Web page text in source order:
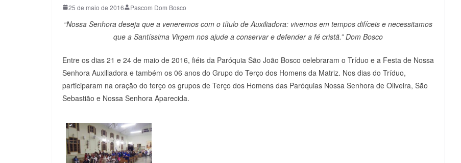
25 de maio de 2016 Pascom Dom Bosco
“Nossa Senhora deseja que a veneremos com o título de Auxiliadora: vivemos em tempos difíceis e necessitamos
que a Santíssima Virgem nos ajude a conservar e defender a fé cristã.” Dom Bosco
Entre os dias 21 e 24 de maio de 2016, fiéis da Paróquia São João Bosco celebraram o Tríduo e a Festa de Nossa
Senhora Auxiliadora e também os 06 anos do Grupo do Terço dos Homens da Matriz. Nos dias do Tríduo,
participaram na oração do terço os grupos de Terço dos Homens das Paróquias Nossa Senhora de Oliveira, São
Sebastião e Nossa Senhora Aparecida.